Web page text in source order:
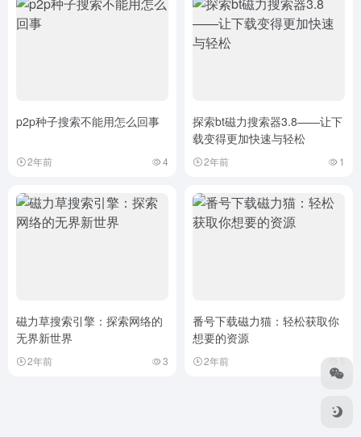
p2p种子搜索不能用怎么回事
2年前 4
探索bt磁力搜索器3.8——让下
载变得更加快速与轻松
2年前 1
磁力草搜索引擎：探索网络的
无界新世界
2年前 3
番号下载磁力猫：轻松获取你
想要的资源
2年前 1